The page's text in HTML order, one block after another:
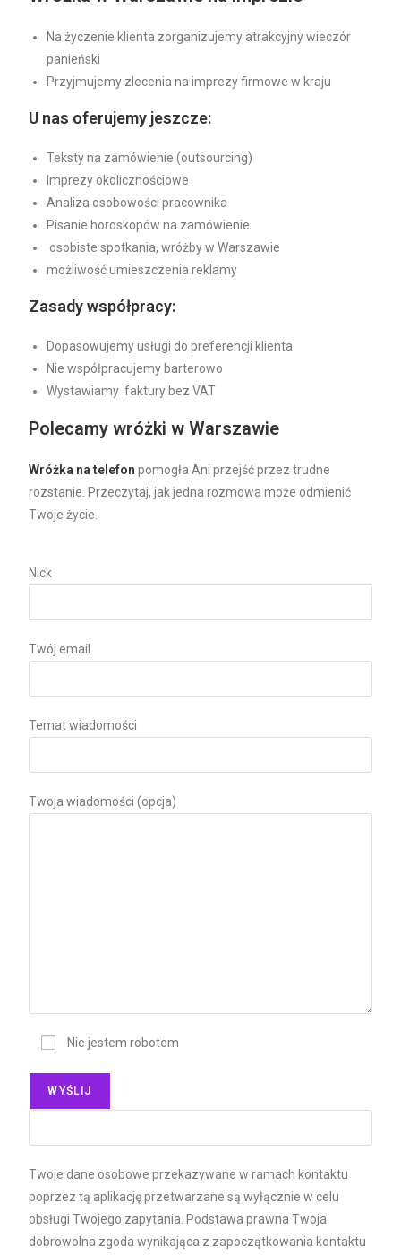
Na życzenie klienta zorganizujemy atrakcyjny wieczór
panieński
Przyjmujemy zlecenia na imprezy firmowe w kraju
U nas oferujemy jeszcze:
Teksty na zamówienie (outsourcing)
Imprezy okolicznościowe
Analiza osobowości pracownika
Pisanie horoskopów na zamówienie
osobiste spotkania, wróżby w Warszawie
możliwość umieszczenia reklamy
Zasady współpracy:
Dopasowujemy usługi do preferencji klienta
Nie współpracujemy barterowo
Wystawiamy faktury bez VAT
Polecamywróżki w Warszawie
Wróżka na telefon pomogła Ani przejść przez trudne
rozstanie. Przeczytaj, jak jedna rozmowa może odmienić
Twoje życie.
Nick
Twój email
Temat wiadomości
Twoja wiadomości (opcja)
Nie jestem robotem
Twoje dane osobowe przekazywane w ramach kontaktu
poprzez tą aplikację przetwarzane są wyłącznie w celu
obsługi Twojego zapytania. Podstawa prawna Twoja
dobrowolna zgoda wynikająca z zapoczątkowania kontaktu